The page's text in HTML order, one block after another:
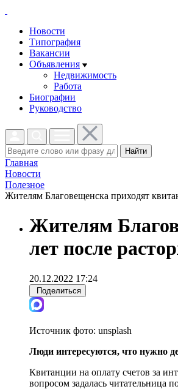
Новости
Типография
Вакансии
Объявления
Недвижимость
Работа
Биографии
Руководство
Найти
Главная
Новости
Полезное
Жителям Благовещенска приходят
Жителям
лет после
20.12.2022 17:24
Поделиться
Источник фото: unsplash
Люди интересуются, что нужно
Квитанции на оплату счетов за
вопросом задалась читательница